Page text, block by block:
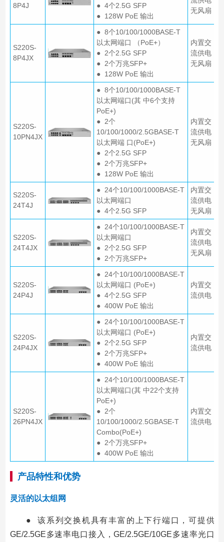
8P4J
● 4个2.5G SFP
● 128W PoE 输出
无风扇
S220S-
8P4JX
● 8个10/100/1000BASE-T
以太网端口 （PoE+）
● 2个2.5G SFP
● 2个万兆SFP+
● 128W PoE 输出
内置交
流供电
无风扇
S220S-
10PN4JX
● 8个10/100/1000BASE-T
以太网端口(其 中6个支持
PoE+)
● 2个
10/100/1000/2.5GBASE-T
以太网端 口(PoE+)
● 2个2.5G SFP
● 2个万兆SFP+
● 128W PoE 输出
内置交
流供电
无风扇
S220S-
24T4J
● 24个10/100/1000BASE-T
以太网端口
● 4个2.5G SFP
内置交
流供电
无风扇
S220S-
24T4JX
● 24个10/100/1000BASE-T
以太网端口
● 2个2.5G SFP
● 2个万兆SFP+
内置交
流供电
无风扇
S220S-
24P4J
● 24个10/100/1000BASE-T
以太网端口 (PoE+)
● 4个2.5G SFP
● 400W PoE 输出
内置交
流供电
S220S-
24P4JX
● 24个10/100/1000BASE-T
以太网端口 (PoE+)
● 2个2.5G SFP
● 2个万兆SFP+
● 400W PoE 输出
内置交
流供电
S220S-
26PN4JX
● 24个10/100/1000BASE-T
以太网端口(其 中22个支持
PoE+)
● 2个
10/100/1000/2.5GBASE-T
Combo(PoE+)
● 2个万兆SFP+
● 400W PoE 输出
内置交
流供电
产品特性和优势
灵活的以太组网
● 该系列交换机具有丰富的上下行端口，可提供
GE/2.5GE多速率电口接入，GE/2.5GE/10GE多速率光口